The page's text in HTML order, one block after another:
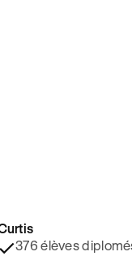
4.9/5 ⭐️
376 élèves